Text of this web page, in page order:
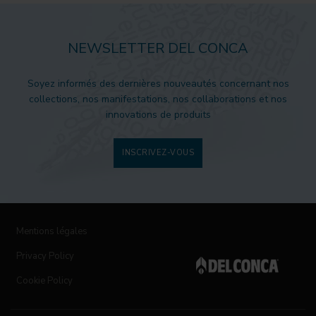
NEWSLETTER DEL CONCA
Soyez informés des dernières nouveautés concernant nos
collections, nos manifestations, nos collaborations et nos
innovations de produits
INSCRIVEZ-VOUS
Mentions légales
Privacy Policy
Cookie Policy